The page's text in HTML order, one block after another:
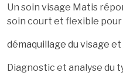
Un soin visage Matis
soin court et flexible
démaquillage du visage
Diagnostic et analyse du